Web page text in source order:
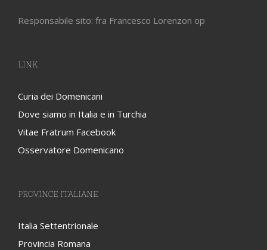
Responsabile sito: fra Francesco Lorenzon op
LINK
Curia dei Domenicani
Dove siamo in Italia e in Turchia
Vitae Fratrum Facebook
Osservatore Domenicano
PROVINCE ITALIANE
Italia Settentrionale
Provincia Romana